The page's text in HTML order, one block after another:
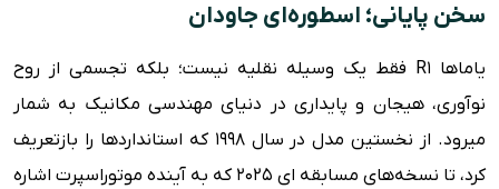
سخن پایانی؛ اسطوره‌ای جاودان
یاماها R1 فقط یک وسیله نقلیه نیست؛ بلکه تجسمی از روح
نوآوری، هیجان و پایداری در دنیای مهندسی مکانیک به شمار
میرود. از نخستین مدل در سال ۱۹۹۸ که استانداردها را بازتعریف
کرد، تا نسخه‌های مسابقه ای ۲۰۲۵ که به آینده موتوراسپرت اشاره